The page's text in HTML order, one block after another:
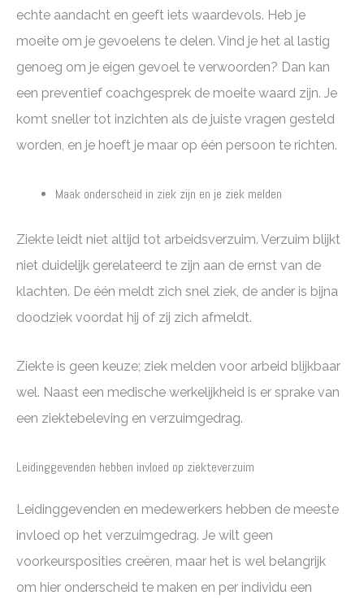
echte aandacht en geeft iets waardevols. Heb je
moeite om je gevoelens te delen. Vind je het al lastig
genoeg om je eigen gevoel te verwoorden? Dan kan
een preventief coachgesprek de moeite waard zijn. Je
komt sneller tot inzichten als de juiste vragen gesteld
worden, en je hoeft je maar op één persoon te richten.
Maak onderscheid in ziek zijn en je ziek melden
Ziekte leidt niet altijd tot arbeidsverzuim. Verzuim blijkt
niet duidelijk gerelateerd te zijn aan de ernst van de
klachten. De één meldt zich snel ziek, de ander is bijna
doodziek voordat hij of zij zich afmeldt.
Ziekte is geen keuze; ziek melden voor arbeid blijkbaar
wel. Naast een medische werkelijkheid is er sprake van
een ziektebeleving en verzuimgedrag.
Leidinggevenden hebben invloed op ziekteverzuim
Leidinggevenden en medewerkers hebben de meeste
invloed op het verzuimgedrag. Je wilt geen
voorkeursposities creëren, maar het is wel belangrijk
om hier onderscheid te maken en per individu een